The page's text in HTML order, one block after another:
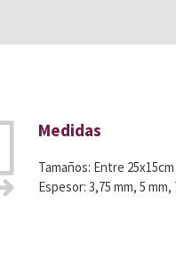
Medidas
Tamaños: Entre
Espesor: 3,75 mm, 5 mm,